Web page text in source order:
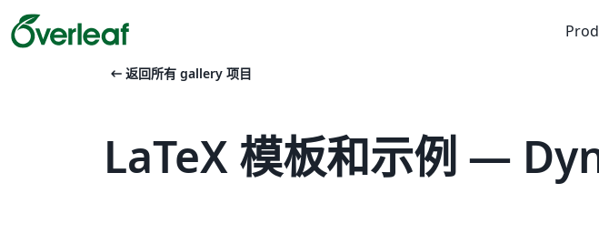
arrow_left_alt 返回所有 gallery 项目
LaTeX 模板和示例 —